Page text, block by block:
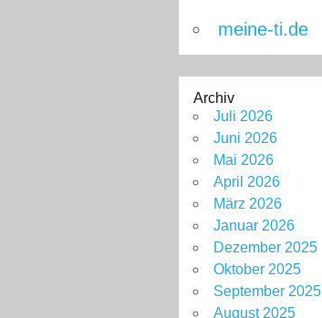
meine-ti.de
Archiv
Juli 2026
Juni 2026
Mai 2026
April 2026
März 2026
Januar 2026
Dezember 2025
Oktober 2025
September 2025
August 2025